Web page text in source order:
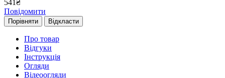
541 ₴
Повідомити
Порівняти Відкласти
Про товар
Відгуки
Інструкція
Огляди
Відеоогляди